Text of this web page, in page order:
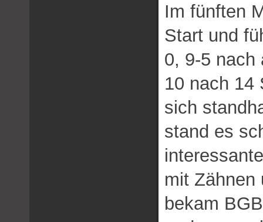
Im fünften
Start und
0, 9-5 nach
10 nach 14
sich
stand es
mit Zähnen
bekam